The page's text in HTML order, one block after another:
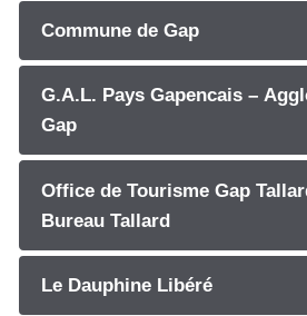
Commune de Gap
G.A.L. Pays Gapencais –
Gap
Office de Tourisme Gap
Bureau Tallard
Le Dauphine Libéré